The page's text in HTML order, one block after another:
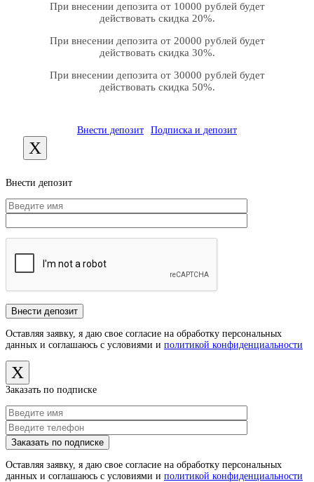
При внесении депозита от 10000 рублей будет
действовать скидка 20%.
При внесении депозита от 20000 рублей будет
действовать скидка 30%.
При внесении депозита от 30000 рублей будет
действовать скидка 50%.
Внести депозит Подписка и депозит
X
Внести депозит
Оставляя заявку, я даю свое согласие на обработку персональных
данных и соглашаюсь с условиями и политикой конфиденциальности
X
Заказать по подписке
Оставляя заявку, я даю свое согласие на обработку персональных
данных и соглашаюсь с условиями и политикой конфиденциальности